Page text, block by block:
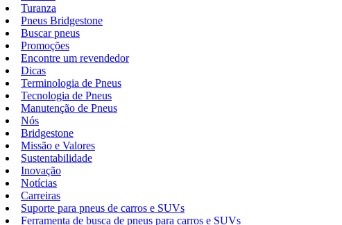
Turanza
Pneus Bridgestone
Buscar pneus
Promoções
Encontre um revendedor
Dicas
Terminologia de Pneus
Tecnologia de Pneus
Manutenção de Pneus
Nós
Bridgestone
Missão e Valores
Sustentabilidade
Inovação
Notícias
Carreiras
Suporte para pneus de carros e SUVs
Ferramenta de busca de pneus para carros e SUVs